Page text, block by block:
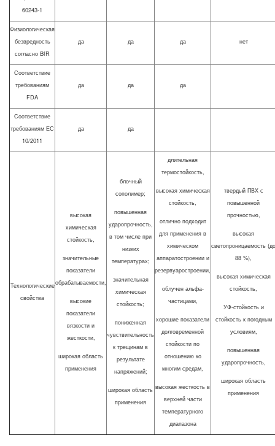
60243-1
Физиологическая
безвредность
согласно BfR
да да да нет
Соответствие
требованиям
FDA
да да да
Соответствие
требованиям ЕС
10/2011
да да
Технологические
свойства
высокая
химическая
стойкость,
значительные
показатели
обрабатываемости,
высокие
показатели
вязкости и
жесткости,
широкая область
применения
блочный
сополимер;
повышенная
ударопрочность,
в том числе при
низких
температурах;
значительная
химическая
стойкость;
пониженная
чувствительность
к трещинам в
результате
напряжений;
широкая область
применения
длительная
термостойкость,
высокая химическая
стойкость,
отлично подходит
для применения в
химическом
аппаратостроении и
резервуаростроении,
облучен альфа-
частицами,
хорошие показатели
долговременной
стойкости по
отношению ко
многим средам,
высокая жесткость в
верхней части
температурного
диапазона
твердый ПВХ с
повышенной
прочностью,
высокая
светопроницаемость (до
88 %),
высокая химическая
стойкость,
УФ-стойкость и
стойкость к погодным
условиям,
повышенная
ударопрочность,
широкая область
применения